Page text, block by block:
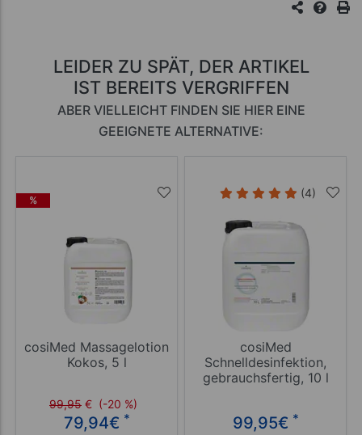
LEIDER ZU SPÄT, DER ARTIKEL
IST BEREITS VERGRIFFEN
ABER VIELLEICHT FINDEN SIE HIER EINE
GEEIGNETE ALTERNATIVE:
%
cosiMed Massagelotion
Kokos, 5 l
99,95 € (-20 %)
79,94€ *
(4)
cosiMed
Schnelldesinfektion,
gebrauchsfertig, 10 l
99,95€ *